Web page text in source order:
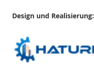
Design und Realisierung: